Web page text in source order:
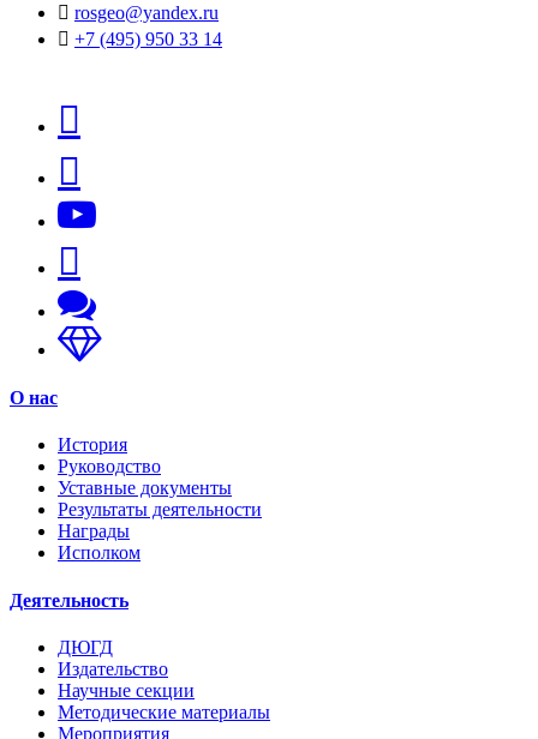
rosgeo@yandex.ru
+7 (495) 950 33 14
О нас
История
Руководство
Уставные документы
Результаты деятельности
Награды
Исполком
Деятельность
ДЮГД
Издательство
Научные секции
Методические материалы
Мероприятия